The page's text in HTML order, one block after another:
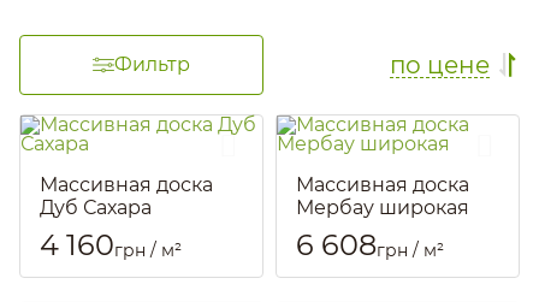
по цене
Фильтр
Массивная доска
Дуб Сахара
Артикул:: 3025
4 160грн / м²
Массивная доска
Мербау широкая
Артикул:: 3023
6 608грн / м²